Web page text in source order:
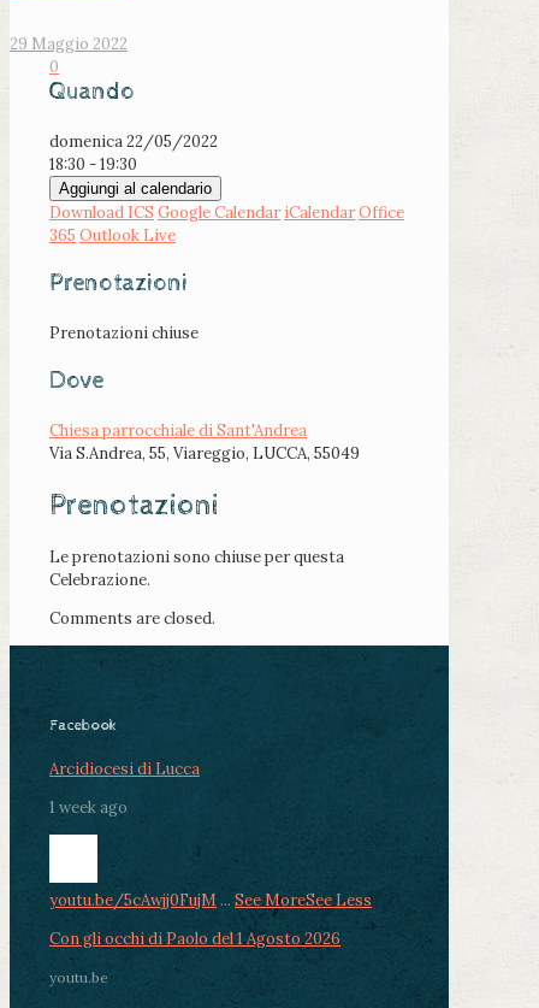
29 Maggio 2022
0
Quando
domenica 22/05/2022
18:30 - 19:30
Aggiungi al calendario
Download ICS Google Calendar iCalendarOffice
365 Outlook Live
Prenotazioni
Prenotazioni chiuse
Dove
Chiesa parrocchiale di Sant'Andrea
Via S.Andrea, 55, Viareggio, LUCCA, 55049
Prenotazioni
Le prenotazioni sono chiuse per questa
Celebrazione.
Comments are closed.
Facebook
Arcidiocesi di Lucca
1 week ago
youtu.be/5cAwjj0FujM ... See MoreSee Less
Con gli occhi di Paolo del 1 Agosto 2026
youtu.be